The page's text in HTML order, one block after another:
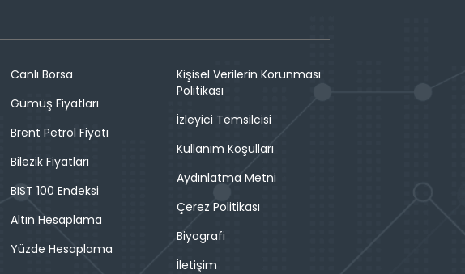
Canlı Borsa
Gümüş Fiyatları
Brent Petrol Fiyatı
Bilezik Fiyatları
BIST 100 Endeksi
Altın Hesaplama
Yüzde Hesaplama
Kişisel Verilerin Korunması
Politikası
İzleyici Temsilcisi
Kullanım Koşulları
Aydınlatma Metni
Çerez Politikası
Biyografi
İletişim